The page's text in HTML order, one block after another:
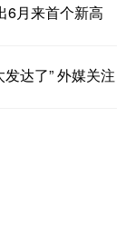
6月来首个新高
达了” 外媒关注